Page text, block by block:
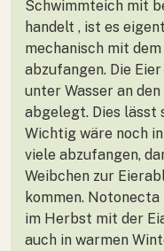
Schwimmteich mit
handelt , ist es
mechanisch mit
abzufangen. Die
unter Wasser an
abgelegt. Dies lässt
Wichtig wäre noch
viele abzufangen,
Weibchen zur
kommen.
im Herbst mit der
auch in warmen